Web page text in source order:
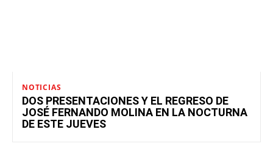
NOTICIAS
DOS PRESENTACIONES Y EL REGRESO DE
JOSÉ FERNANDO MOLINA EN LA NOCTURNA
DE ESTE JUEVES